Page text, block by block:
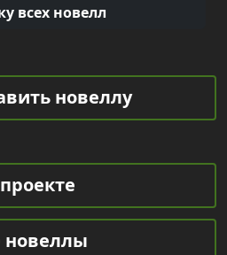
всех новелл
новеллу
новеллы